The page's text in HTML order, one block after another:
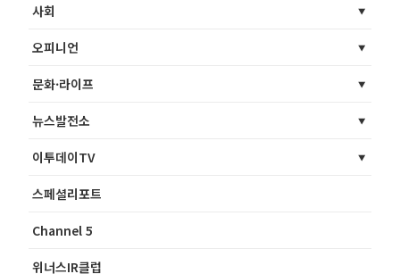
사회
오피니언
문화·라이프
뉴스발전소
이투데이TV
스페셜리포트
Channel 5
위너스IR클럽